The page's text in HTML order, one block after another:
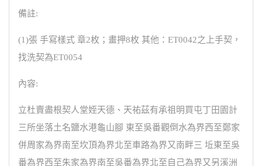
備註:
(1)張 手寫樣式 章2枚；畫押8枚 其他：ET0042之上手契，
找洗契為ET0054
內容:
立杜賣盡根契人堂姪天德、天祐茲有承祖明買屯丁田園計
三所坐落土名鹽水港龜山腳 東至吳番觀倒水為界西至鄭家
併周家為界南至坎頂為界北至車路為界又南畔三 坵東至吳
番為界西至朱家為界南至吳番為界北至自己為界又另溪洲